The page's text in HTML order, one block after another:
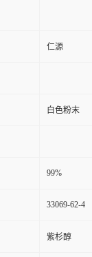
仁源
白色粉末
99%
33069-62-4
紫杉醇